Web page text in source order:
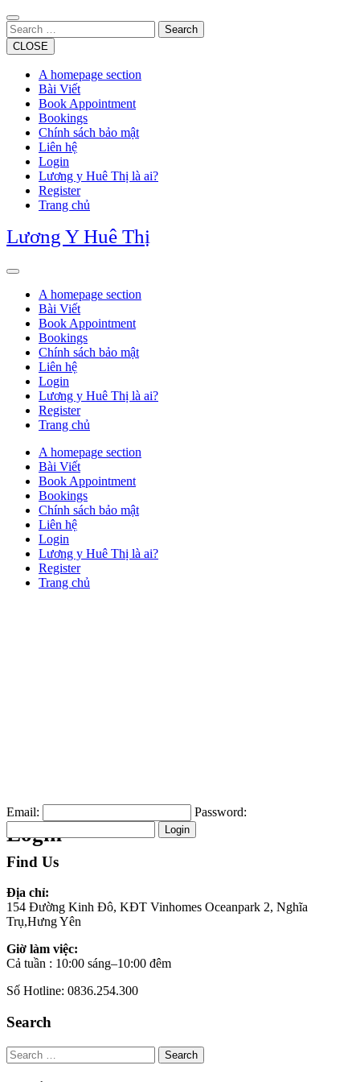
Skip
to
content
Search
CLOSE
A homepage section
Bài Viết
Book Appointment
Bookings
Chính sách bảo mật
Liên hệ
Login
Lương y Huê Thị là ai?
Register
Trang chủ
Lương Y Huê Thị
Open
ButtonA homepage section
Bài Viết
Book Appointment
Bookings
Chính sách bảo mật
Liên hệ
Login
Lương y Huê Thị là ai?
Register
Trang chủ
Close
Button
A homepage section
Bài Viết
Book Appointment
Bookings
Chính sách bảo mật
Liên hệ
Login
Lương y Huê Thị là ai?
Register
Trang chủ
Login
Email: Password:
Find Us
Địa chỉ:
154 Đường Kinh Đô, KĐT Vinhomes Oceanpark 2, Nghĩa
Trụ,Hưng Yên
Giờ làm việc:
Cả tuần : 10:00 sáng–10:00 đêm
Số Hotline: 0836.254.300
Search
Search